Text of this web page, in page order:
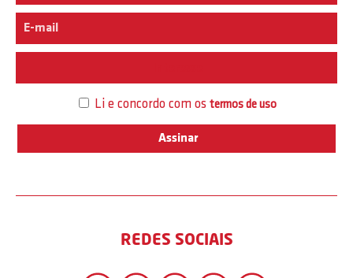
Li e concordo com os termos de uso
REDES SOCIAIS